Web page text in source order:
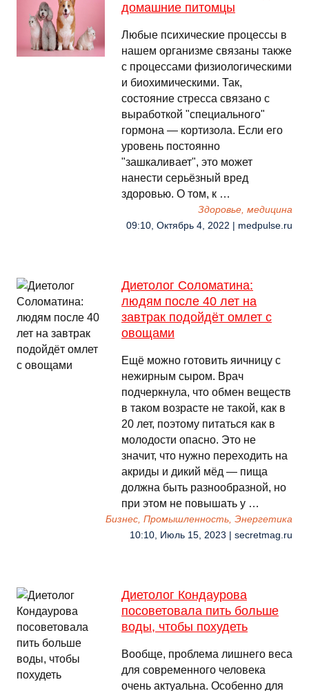
домашние питомцы
Любые психические процессы в
нашем организме связаны также
с процессами физиологическими
и биохимическими. Так,
состояние стресса связано с
выработкой "специального"
гормона — кортизола. Если его
уровень постоянно
"зашкаливает", это может
нанести серьёзный вред
здоровью. О том, к …
Здоровье, медицина
09:10, Октябрь 4, 2022 | medpulse.ru
Диетолог Соломатина:
людям после 40 лет на
завтрак подойдёт омлет с
овощами
Ещё можно готовить яичницу с
нежирным сыром. Врач
подчеркнула, что обмен веществ
в таком возрасте не такой, как в
20 лет, поэтому питаться как в
молодости опасно. Это не
значит, что нужно переходить на
акриды и дикий мёд — пища
должна быть разнообразной, но
при этом не повышать у …
Бизнес, Промышленность, Энергетика
10:10, Июль 15, 2023 | secretmag.ru
Диетолог Кондаурова
посоветовала пить больше
воды, чтобы похудеть
Вообще, проблема лишнего веса
для современного человека
очень актуальна. Особенно для